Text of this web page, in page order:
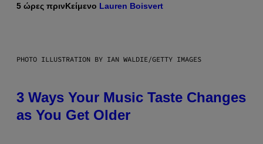
5 ώρες πρινΚείμενο Lauren Boisvert
PHOTO ILLUSTRATION BY IAN WALDIE/GETTY IMAGES
3 Ways Your Music Taste Changes
as You Get Older